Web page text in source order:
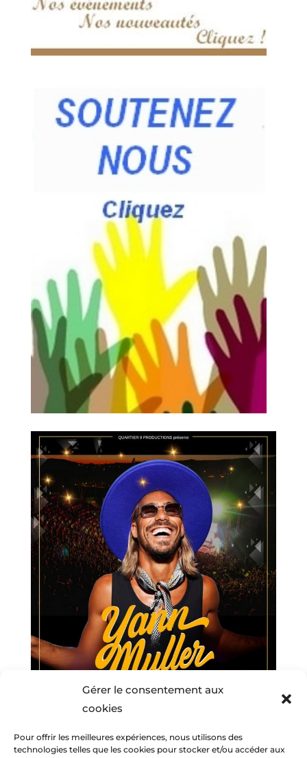
Gérer le consentement aux
cookies
Pour offrir les meilleures expériences, nous utilisons des
technologies telles que les cookies pour stocker et/ou accéder aux